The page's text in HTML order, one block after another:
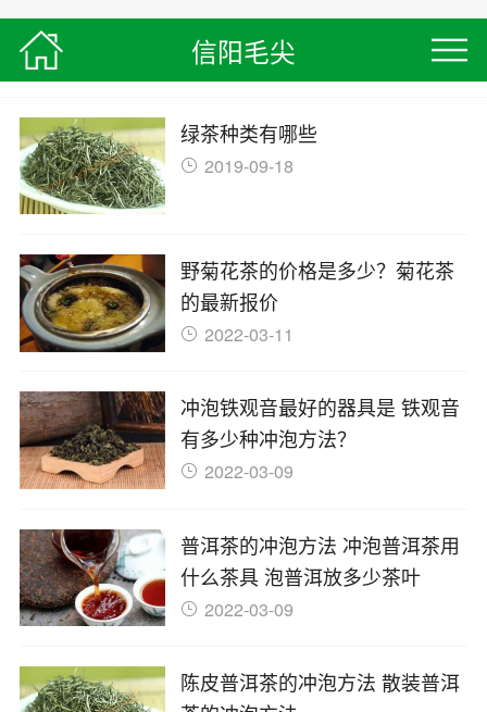
信阳毛尖
信阳毛尖 > 绿茶种类专题页面
绿茶种类有哪些
2019-09-18
野菊花茶的价格是多少？菊花茶
的最新报价
2022-03-11
冲泡铁观音最好的器具是 铁观音
有多少种冲泡方法？
2022-03-09
普洱茶的冲泡方法 冲泡普洱茶用
什么茶具 泡普洱放多少茶叶
2022-03-09
陈皮普洱茶的冲泡方法 散装普洱